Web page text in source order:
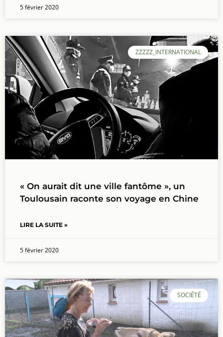
5 février 2020
ZZZZZ_INTERNATIONAL
« On aurait dit une ville fantôme », un
Toulousain raconte son voyage en Chine
LIRE LA SUITE »
5 février 2020
SOCIÉTÉ